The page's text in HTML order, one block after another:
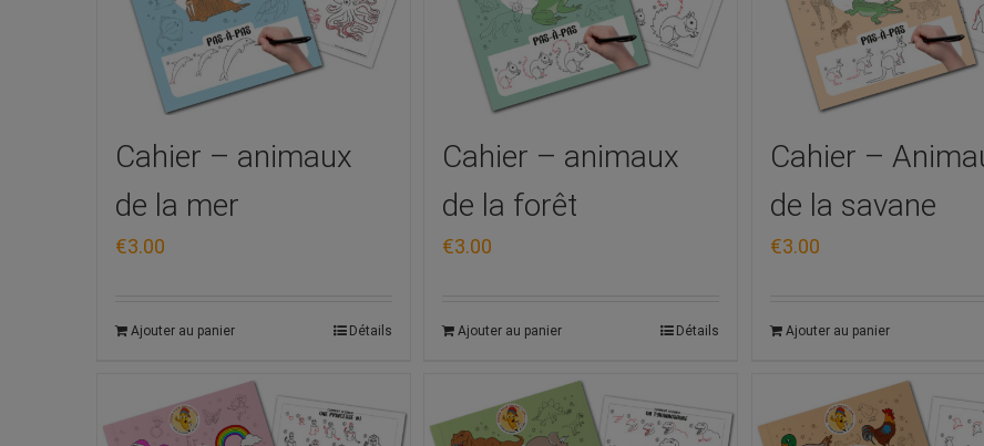
Cahier – animaux
de la mer
€3.00
Ajouter au panier Détails
Cahier – animaux
de la forêt
€3.00
Ajouter au panier Détails
Cahier –
de la savane
€3.00
Ajouter au panier